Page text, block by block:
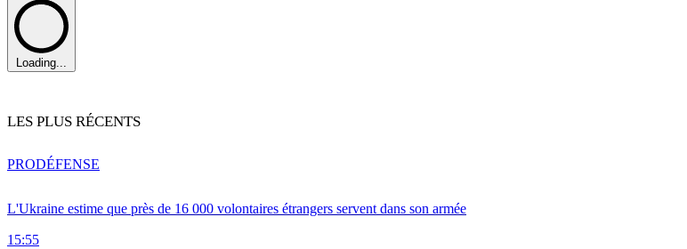
Loading...
LES PLUS RÉCENTS
L'Ukraine estime que près de 16 000 volontaires étrangers servent dans son armée
15:55
PRODÉFENSE